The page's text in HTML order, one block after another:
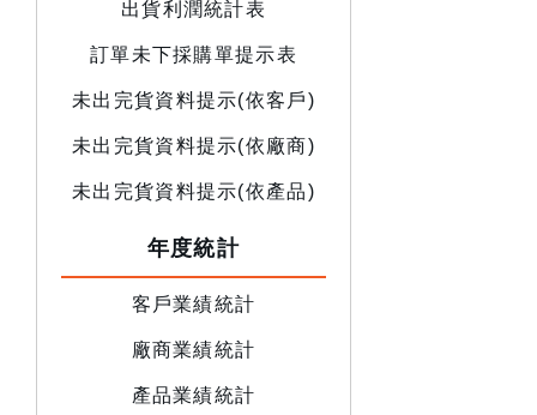
出貨利潤統計表
訂單未下採購單提示表
未出完貨資料提示(依客戶)
未出完貨資料提示(依廠商)
未出完貨資料提示(依產品)
年度統計
客戶業績統計
廠商業績統計
產品業績統計